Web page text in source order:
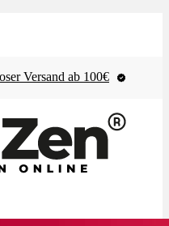
Versand ab 100€